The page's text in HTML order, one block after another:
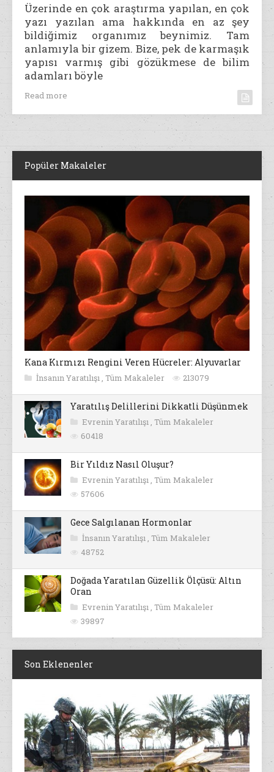
Üzerinde en çok araştırma yapılan, en çok
yazı yazılan ama hakkında en az şey
bildiğimiz organımız beynimiz. Tam
anlamıyla bir gizem. Bize, pek de karmaşık
yapısı varmış gibi gözükmese de bilim
adamları böyle
Read more
Popüler Makaleler
Kana Kırmızı Rengini Veren Hücreler: Alyuvarlar
İnsanın Yaratılışı , Tüm Makaleler 213079
Yaratılış Delillerini Dikkatli Düşünmek
Evrenin Yaratılışı , Tüm Makaleler
60418
Bir Yıldız Nasıl Oluşur?
Evrenin Yaratılışı , Tüm Makaleler
57606
Gece Salgılanan Hormonlar
İnsanın Yaratılışı , Tüm Makaleler
48752
Doğada Yaratılan Güzellik Ölçüsü: Altın
Oran
Evrenin Yaratılışı , Tüm Makaleler
39897
Son Eklenenler